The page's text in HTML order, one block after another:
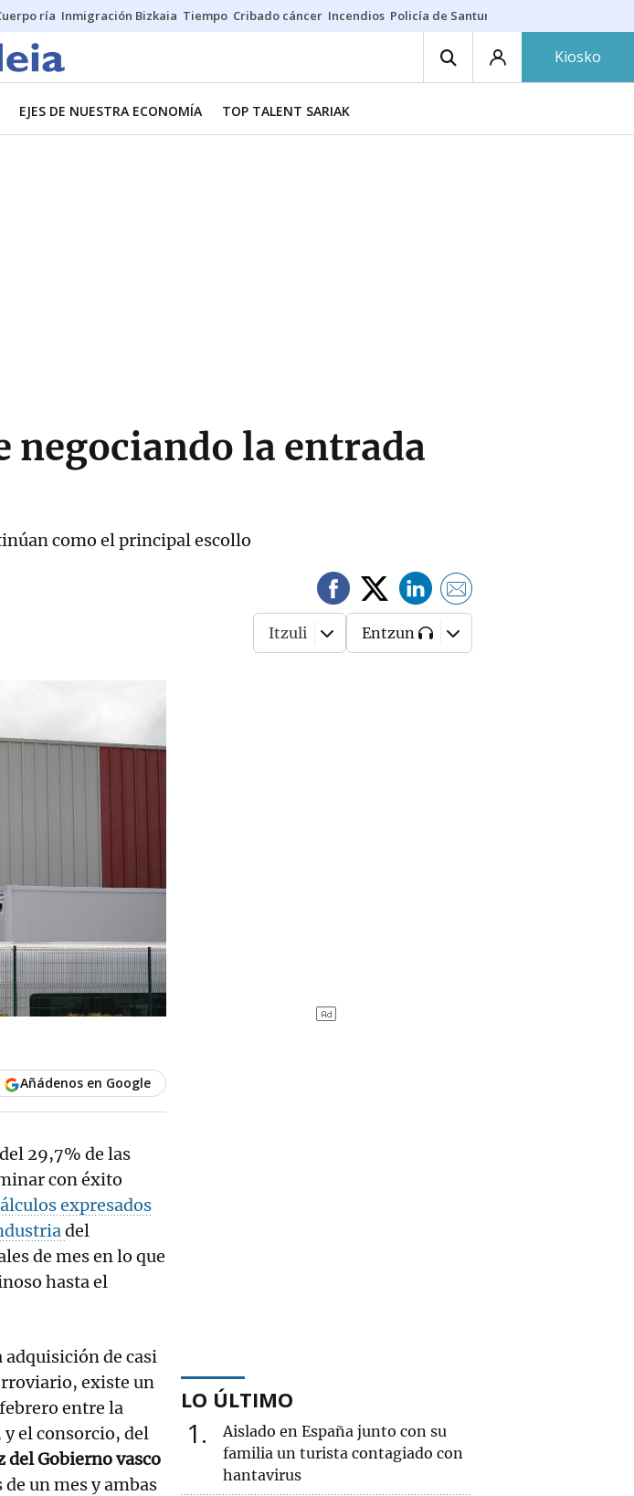
ría Inmigración Bizkaia Tiempo Cribado cáncer Incendios Policía de Santurtzi
Kiosko
EJES DE NUESTRA ECONOMÍA TOP TALENT SARIAK
negociando la entrada
como el principal escollo
Itzuli Entzun
Añádenos en Google
29,7% de las
con éxito
expresados
del
de mes en lo que
hasta el
de casi
existe un
entre la
y el consorcio, del
Gobierno vasco
un mes y ambas
LO ÚLTIMO
1
Aislado en España junto con su
familia un turista contagiado con
hantavirus